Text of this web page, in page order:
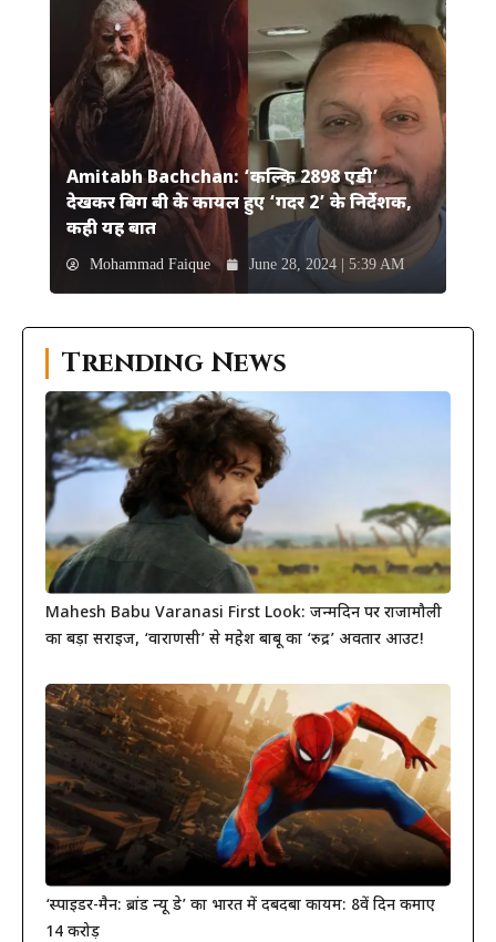
Amitabh Bachchan: ‘कल्कि 2898 एडी’
देखकर बिग बी के कायल हुए ‘गदर 2’ के निर्देशक,
कही यह बात
Mohammad Faique June 28, 2024 | 5:39 AM
Trending News
Mahesh Babu Varanasi First Look: जन्मदिन पर राजामौली
का बड़ा सरप्राइज, ‘वाराणसी’ से महेश बाबू का ‘रुद्र’ अवतार आउट!
‘स्पाइडर-मैन: ब्रांड न्यू डे’ का भारत में दबदबा कायम: 8वें दिन कमाए
14 करोड़